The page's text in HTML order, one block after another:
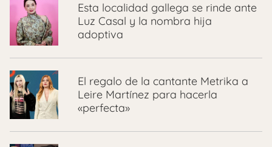
Esta localidad gallega se rinde ante
Luz Casal y la nombra hija
adoptiva
El regalo de la cantante Metrika a
Leire Martínez para hacerla
«perfecta»